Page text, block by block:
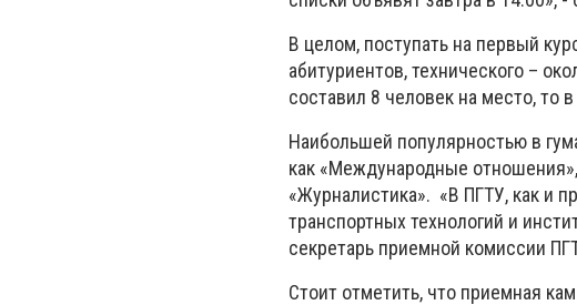
В целом, поступать на первый
абитуриентов, технического –
составил 8 человек на место, то
Наибольшей популярностью в
как «Международные
«Журналистика». «В ПГТУ, как и
транспортных технологий и
секретарь приемной комиссии
Стоит отметить, что приемная